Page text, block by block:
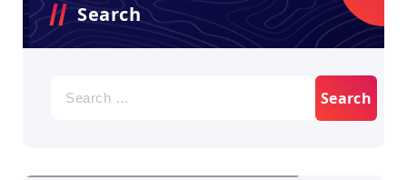
Search
for: